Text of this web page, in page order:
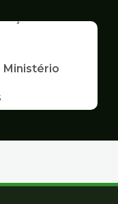
Ministério